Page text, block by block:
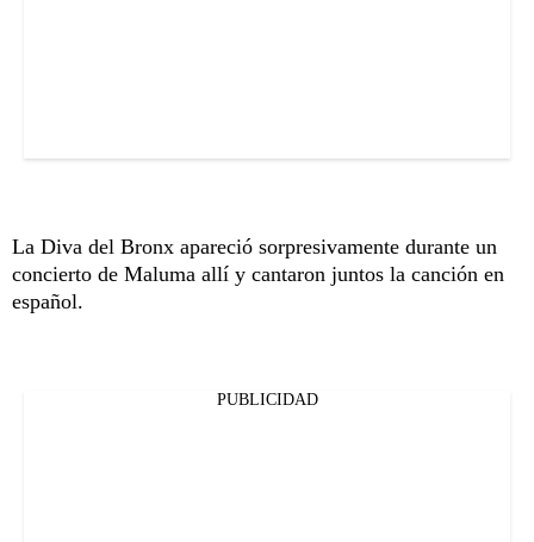
La Diva del Bronx apareció sorpresivamente durante un
concierto de Maluma allí y cantaron juntos la canción en
español.
PUBLICIDAD